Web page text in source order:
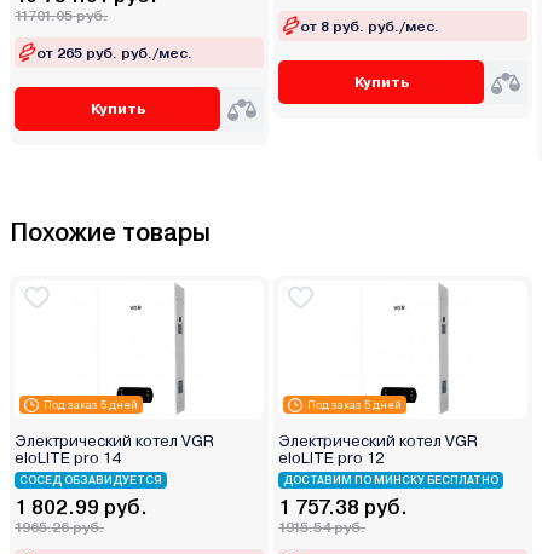
11701.05 руб.
от 265 руб. руб./мес.
Купить
от 8 руб. руб./мес.
Купить
Похожие товары
Под заказ 5 дней
Электрический котел VGR
eloLITE pro 14
СОСЕД ОБЗАВИДУЕТСЯ
1 802.99 руб.
1965.26 руб.
Под заказ 5 дней
Электрический котел VGR
eloLITE pro 12
ДОСТАВИМ ПО МИНСКУ БЕСПЛАТНО
1 757.38 руб.
1915.54 руб.